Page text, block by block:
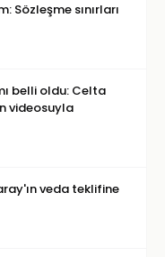
Sözleşme sınırları
belli oldu: Celta
videosuyla
veda teklifine